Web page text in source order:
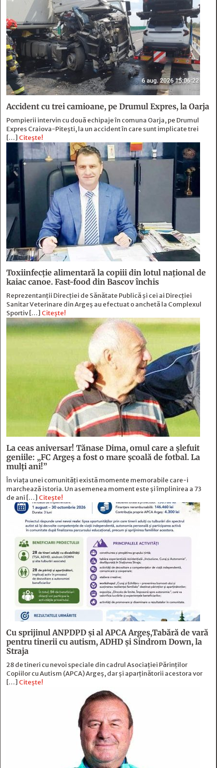
Accident cu trei camioane, pe Drumul Expres, la Oarja
Pompierii intervin cu două echipaje în comuna Oarja, pe Drumul
Expres Craiova-Pitești, la un accident în care sunt implicate trei
[…] Citește!
Toxiinfecție alimentară la copiii din lotul național de
kaiac canoe. Fast-food din Bascov închis
Reprezentanții Direcției de Sănătate Publică și cei ai Direcției
Sanitar Veterinare din Argeș au efectuat o anchetă la Complexul
Sportiv […] Citește!
La ceas aniversar! Tănase Dima, omul care a șlefuit
geniile: „FC Argeș a fost o mare școală de fotbal. La
mulți ani!”
În viața unei comunități există momente memorabile care-i
marchează istoria. Un asemenea moment este și împlinirea a 73
de ani […] Citește!
Cu sprijinul ANPDPD și al APCA Argeș,Tabără de vară
pentru tinerii cu autism, ADHD și Sindrom Down, la
Straja
28 de tineri cu nevoi speciale din cadrul Asociației Părinților
Copiilor cu Autism (APCA) Argeș, dar și aparținătorii acestora vor
[…] Citește!